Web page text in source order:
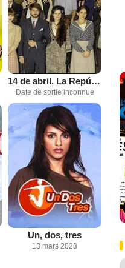
14 de abril. La República
Date de sortie inconnue
Un, dos, tres
13 mars 2023